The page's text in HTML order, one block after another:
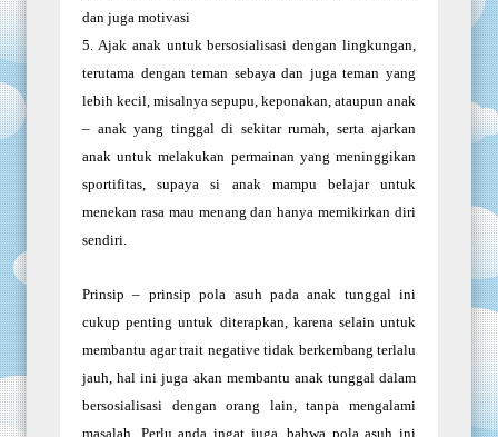
dan juga motivasi
5. Ajak anak untuk bersosialisasi dengan lingkungan,
terutama dengan teman sebaya dan juga teman yang
lebih kecil, misalnya sepupu, keponakan, ataupun anak
– anak yang tinggal di sekitar rumah, serta ajarkan
anak untuk melakukan permainan yang meninggikan
sportifitas, supaya si anak mampu belajar untuk
menekan rasa mau menang dan hanya memikirkan diri
sendiri.
Prinsip – prinsip pola asuh pada anak tunggal ini
cukup penting untuk diterapkan, karena selain untuk
membantu agar trait negative tidak berkembang terlalu
jauh, hal ini juga akan membantu anak tunggal dalam
bersosialisasi dengan orang lain, tanpa mengalami
masalah. Perlu anda ingat juga, bahwa pola asuh ini